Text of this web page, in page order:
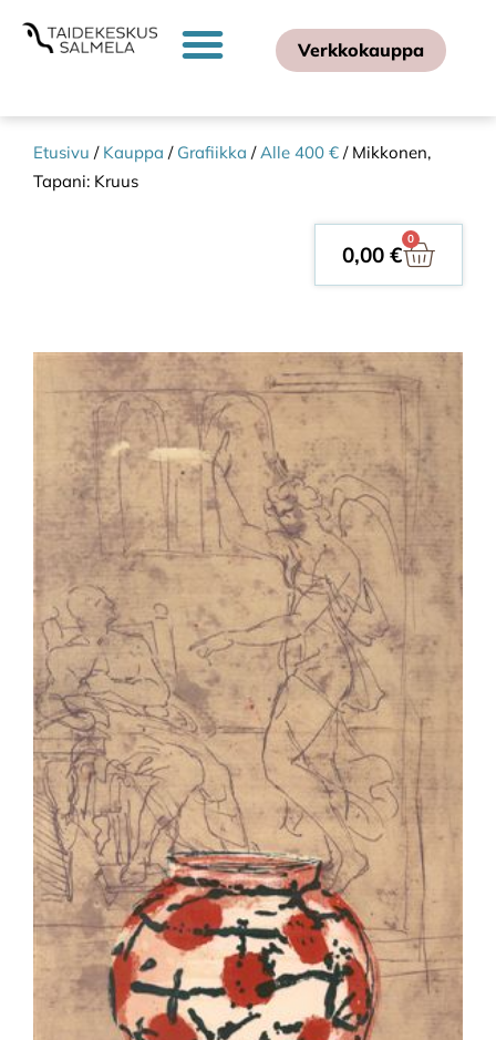
Verkkokauppa
Etusivu / Kauppa / Grafiikka /Alle 400 € / Mikkonen,
Tapani: Kruus
0,00 €
0